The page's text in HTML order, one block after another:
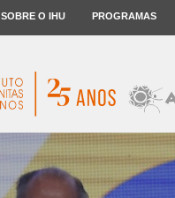
SOBRE O IHU PROGRAMAS